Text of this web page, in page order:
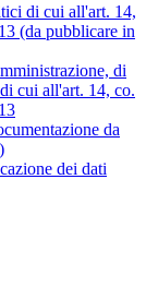
di cui all'art. 14,
(da pubblicare in
di
cui all'art. 14, co.
da
dei dati